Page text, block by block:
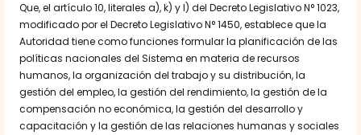
Que, el artículo 10, literales a), k) y l) del Decreto Legislativo N° 1023,
modificado por el Decreto Legislativo N° 1450, establece que la
Autoridad tiene como funciones formular la planificación de las
políticas nacionales del Sistema en materia de recursos
humanos, la organización del trabajo y su distribución, la
gestión del empleo, la gestión del rendimiento, la gestión de la
compensación no económica, la gestión del desarrollo y
capacitación y la gestión de las relaciones humanas y sociales